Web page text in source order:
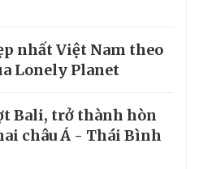
nhất Việt Nam theo
Lonely Planet
Bali, trở thành hòn
châu Á - Thái Bình